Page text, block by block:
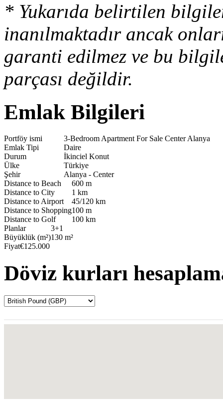
* Yukarıda belirtilen
inanılmaktadır ancak
garanti edilmez ve bu
parçası değildir.
Emlak Bilgileri
Portföy ismi
3-Bedroom Apartment For Sale Center Alanya
Emlak Tipi
Daire
Durum
İkinciel Konut
Ülke
Türkiye
Şehir
Alanya - Center
Distance to Beach
600 m
Distance to City
1 km
Distance to Airport
45/120 km
Distance to Shopping100 m
Distance to Golf
100 km
Planlar
3+1
Büyüklük (m²)130 m²
Fiyat€125.000
Döviz kurları